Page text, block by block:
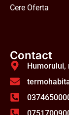
Cere Oferta
Contact
Humorului,